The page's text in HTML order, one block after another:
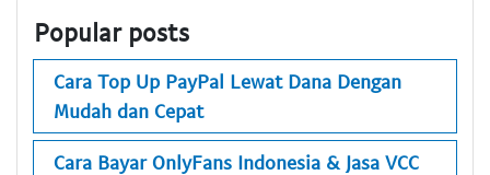
Popular posts
Cara Top Up PayPal Lewat Dana Dengan
Mudah dan Cepat
Cara Bayar OnlyFans Indonesia & Jasa VCC